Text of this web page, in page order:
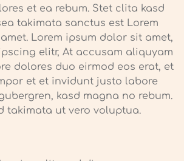
et ea rebum. Stet clita kasd
takimata sanctus est Lorem
Lorem ipsum dolor sit amet,
elitr, At accusam aliquyam
dolores duo eirmod eos erat, et
et et invidunt justo labore
kasd magna no rebum.
takimata ut vero voluptua.